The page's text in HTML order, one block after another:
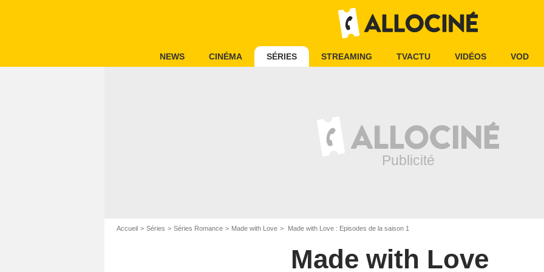
NEWS CINÉMA SÉRIES STREAMING TVACTU VIDÉOS VOD
Accueil Séries Séries Romance Made with Love Made with Love : Episodes de la saison 1
Made with Love